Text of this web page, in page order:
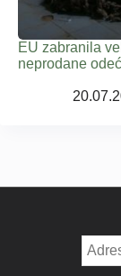
EU zabranila
neprodane